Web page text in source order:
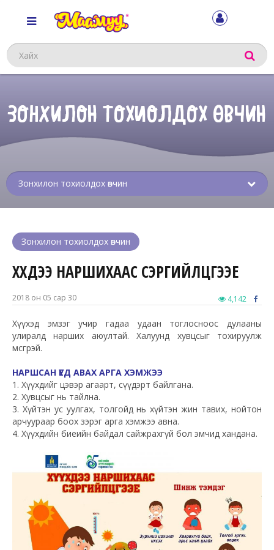
Хайх
ЗОНХИЛОН ТОХИОЛДОХ ӨВЧИН
Зонхилон тохиолдох өвчин
ХҮҮХДЭЭ НАРШИХААС СЭРГИЙЛЦГЭЭЕ
2018 он 05 сар 30 4,142
Хүүхэд эмзэг учир гадаа удаан тоглосноос дулааны
улиралд нарших аюултай. Халуунд хувцсыг тохируулж
өмсгөөрэй.
НАРШСАН ҮЕД АВАХ АРГА ХЭМЖЭЭ
1. Хүүхдийг цэвэр агаарт, сүүдэрт байлгана.
2. Хувцсыг нь тайлна.
3. Хүйтэн ус уулгах, толгойд нь хүйтэн жин тавих, нойтон
арчуураар боох зэрэг арга хэмжээ авна.
4. Хүүхдийн биеийн байдал сайжрахгүй бол эмчид хандана.